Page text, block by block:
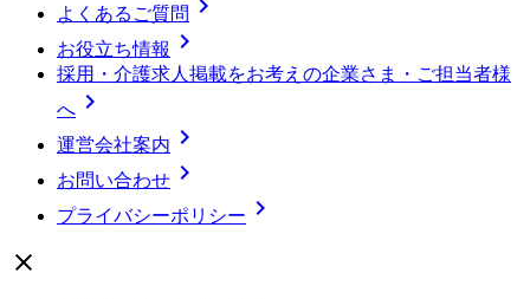
よくあるご質問 
お役立ち情報 
採用・介護求人掲載をお考えの企業さま・ご担当者様
へ 
運営会社案内 
お問い合わせ 
プライバシーポリシー 
